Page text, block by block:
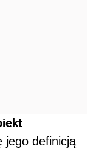
jego definicją